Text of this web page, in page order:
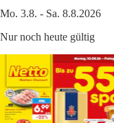
Mo. 3.8. - Sa. 8.8.2026
Nur noch heute gültig